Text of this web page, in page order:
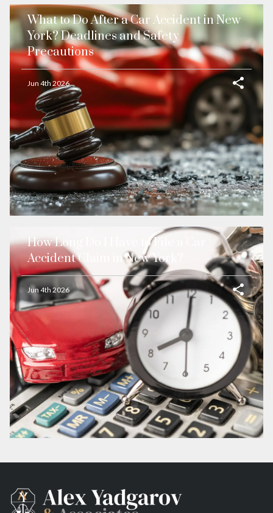
What to Do After a Car Accident in New
York? Deadlines and Safety
Precautions
Jun 4th 2026
How Long Do I Have to File a Car
Accident Claim in New York?
Jun 4th 2026